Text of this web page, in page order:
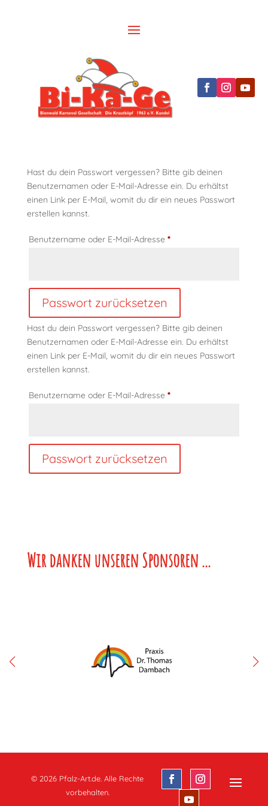
Hast du dein Passwort vergessen? Bitte gib deinen
Benutzernamen oder E-Mail-Adresse ein. Du erhältst
einen Link per E-Mail, womit du dir ein neues Passwort
erstellen kannst.
Benutzername oder E-Mail-Adresse *Erforderlich
Passwort zurücksetzen
Alternative:
Hast du dein Passwort vergessen? Bitte gib deinen
Benutzernamen oder E-Mail-Adresse ein. Du erhältst
einen Link per E-Mail, womit du dir ein neues Passwort
erstellen kannst.
Benutzername oder E-Mail-Adresse *Erforderlich
Passwort zurücksetzen
Wir danken unseren Sponsoren ...
© 2026 Pfalz-Art.de. Alle Rechte
vorbehalten.